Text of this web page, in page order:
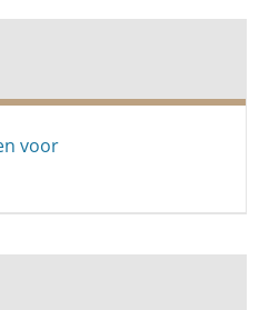
voor